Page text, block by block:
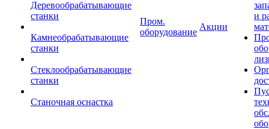
Деревообрабатывающие
станки
Камнеобрабатывающие
станки
Стеклообрабатывающие
станки
Станочная оснастка
Пром.
оборудование
Акции
и